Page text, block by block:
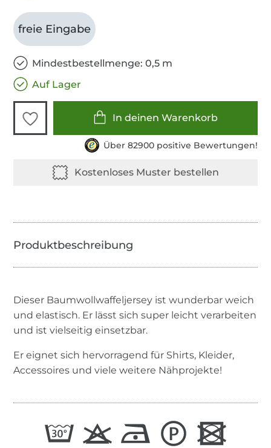
freie Eingabe
Mindestbestellmenge: 0,5 m
Auf Lager
In deinen Warenkorb
Über 82900 positive Bewertungen!
Dieser Baumwollwaffeljersey ist wunderbar weich
und elastisch. Er lässt sich super leicht verarbeiten
und ist vielseitig einsetzbar.
Er eignet sich hervorragend für Shirts, Kleider,
Accessoires und viele weitere Nähprojekte!